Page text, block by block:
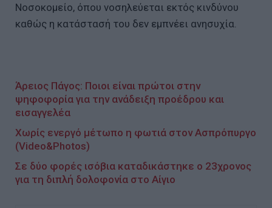
Νοσοκομείο, όπου νοσηλεύεται εκτός κινδύνου
καθώς η κατάστασή του δεν εμπνέει ανησυχία.
Άρειος Πάγος: Ποιοι είναι πρώτοι στην
ψηφοφορία για την ανάδειξη προέδρου και
εισαγγελέα
Χωρίς ενεργό μέτωπο η φωτιά στον Ασπρόπυργο
(Video&Photos)
Σε δύο φορές ισόβια καταδικάστηκε ο 23χρονος
για τη διπλή δολοφονία στο Αίγιο